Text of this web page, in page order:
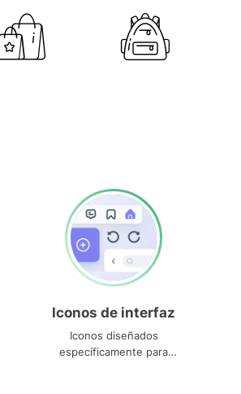
Iconos de interfaz
Iconos diseñados
específicamente para